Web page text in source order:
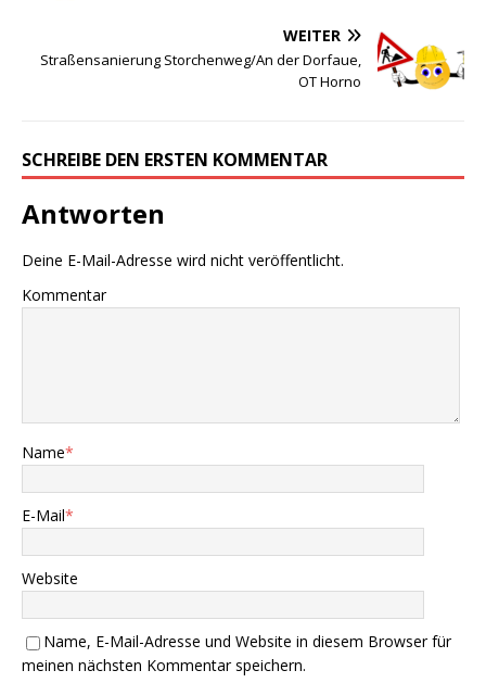
WEITER
Straßensanierung Storchenweg/An der Dorfaue,
OT Horno
SCHREIBE DEN ERSTEN KOMMENTAR
Antworten
Deine E-Mail-Adresse wird nicht veröffentlicht.
Kommentar
Name*
E-Mail*
Website
Name, E-Mail-Adresse und Website in diesem Browser für
meinen nächsten Kommentar speichern.